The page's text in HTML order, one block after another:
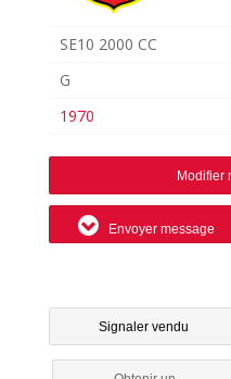
SE10 2000 CC
G
1970
Modifier
Envoyer message
Signaler vendu